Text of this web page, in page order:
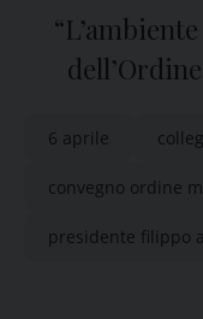
6 aprile
convegno ordine
presidente filippo